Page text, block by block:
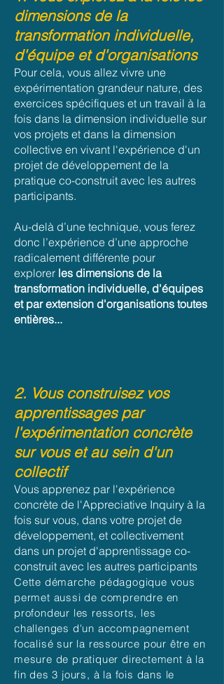
dimensions de la
transformation individuelle,
d'équipe et d'organisations
Pour cela, vous allez vivre une
expérimentation grandeur nature, des
exercices spécifiques et un travail à la
fois dans la dimension individuelle sur
vos projets et dans la dimension
collective en vivant l'expérience d'un
projet de développement de la
pratique co-construit avec les autres
participants.
Au-delà d’une technique, vous ferez
donc l’expérience d’une approche
radicalement différente pour
explorer les dimensions de la
transformation individuelle, d'équipes
et par extension d'organisations toutes
entières...
2. Vous construisez vos
apprentissages par
l'expérimentation concrète
sur vous et au sein d'un
collectif
Vous apprenez par l'expérience
concrète de l'Appreciative Inquiry à la
fois sur vous, dans votre projet de
développement, et collectivement
dans un projet d'apprentissage co-
construit avec les autres participants
Cette démarche pédagogique vous
permet aussi de comprendre en
profondeur les ressorts, les
challenges d'un accompagnement
focalisé sur la ressource pour être en
mesure de pratiquer directement à la
fin des 3 jours, à la fois dans le